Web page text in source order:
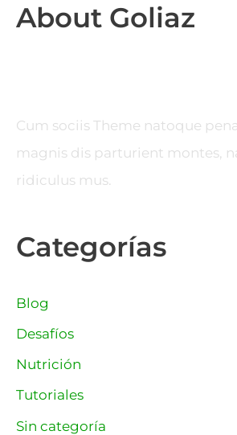
About Goliaz
Cum sociis Theme natoque
magnis dis parturient montes,
ridiculus mus.
Categorías
Blog
Desafíos
Nutrición
Tutoriales
Sin categoría